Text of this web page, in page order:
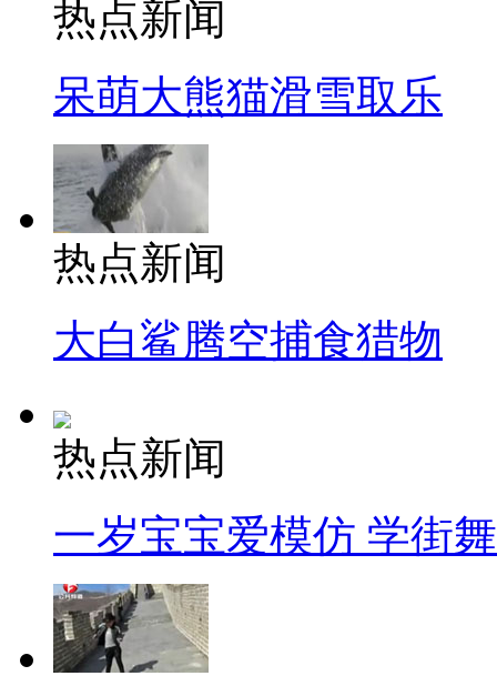
热点新闻
呆萌大熊猫滑雪取乐
热点新闻
大白鲨腾空捕食猎物
热点新闻
一岁宝宝爱模仿 学街